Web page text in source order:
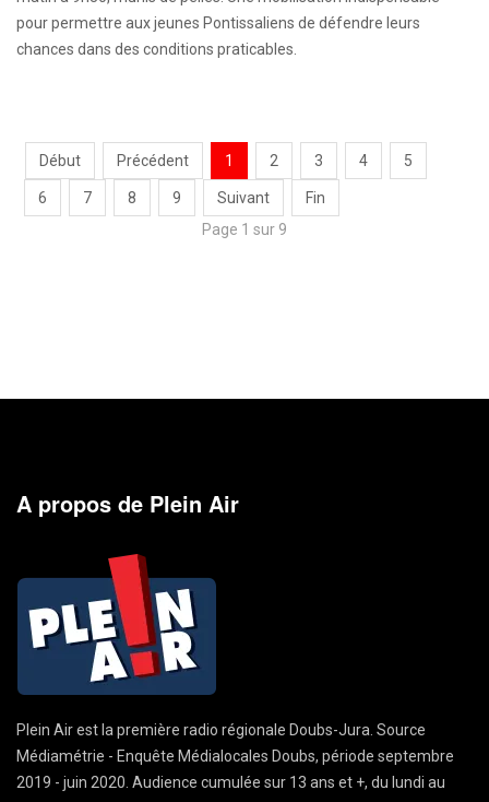
pour permettre aux jeunes Pontissaliens de défendre leurs
chances dans des conditions praticables.
Début Précédent 1 2 3 4 5
6 7 8 9 Suivant
Fin
Page 1 sur 9
A propos de Plein Air
Plein Air est la première radio régionale Doubs-Jura. Source
Médiamétrie - Enquête Médialocales Doubs, période septembre
2019 - juin 2020. Audience cumulée sur 13 ans et +, du lundi au